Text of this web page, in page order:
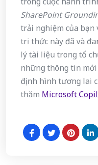
SharePoint
trải nghiệm của bạn
tri thức này đã và
lý tài liệu trong tổ
những thông tin mới
định hình tương lai
thăm Microsoft